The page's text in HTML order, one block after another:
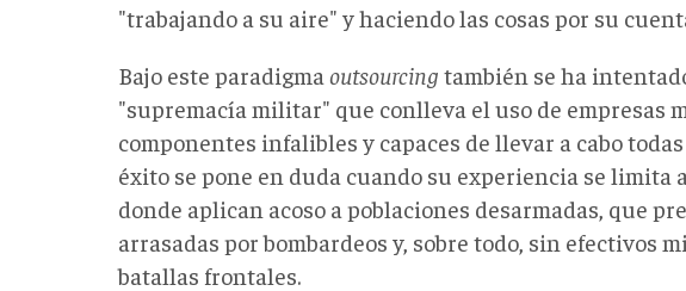
"trabajando a su aire" y haciendo las cosas por su
Bajo este paradigma outsourcing también se ha
"supremacía militar" que conlleva el uso de empresas
componentes infalibles y capaces de llevar a cabo
éxito se pone en duda cuando su experiencia se limita
donde aplican acoso a poblaciones desarmadas, que
arrasadas por bombardeos y, sobre todo, sin efectivos
batallas frontales.